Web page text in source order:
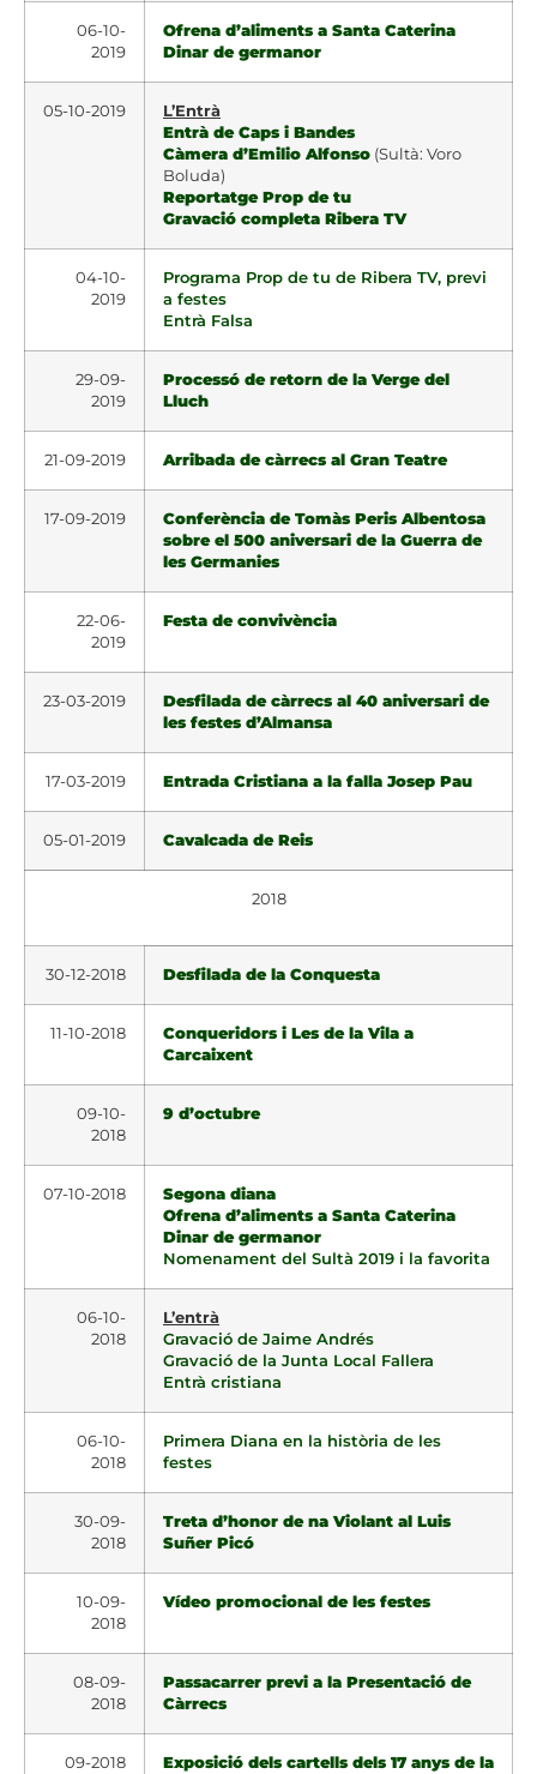
06-10-
2019
Ofrena d’aliments a Santa Caterina
Dinar de germanor
05-10-2019
L’Entrà
Entrà de Caps i Bandes
Càmera d’Emilio Alfonso (Sultà: Voro
Boluda)
Reportatge Prop de tu
Gravació completa Ribera TV
04-10-
2019
Programa Prop de tu de Ribera TV, previ
a festes
Entrà Falsa
29-09-
2019
Processó de retorn de la Verge del
Lluch
21-09-2019 Arribada de càrrecs al Gran Teatre
17-09-2019
Conferència de Tomàs Peris Albentosa
sobre el 500 aniversari de la Guerra de
les Germanies
22-06-
2019
Festa de convivència
23-03-2019
Desfilada de càrrecs al 40 aniversari de
les festes d’Almansa
17-03-2019 Entrada Cristiana a la falla Josep Pau
05-01-2019 Cavalcada de Reis
2018
30-12-2018 Desfilada de la Conquesta
11-10-2018
Conqueridors i Les de la Vila a
Carcaixent
09-10-
2018
9 d’octubre
07-10-2018
Segona diana
Ofrena d’aliments a Santa Caterina
Dinar de germanor
Nomenament del Sultà 2019 i la favorita
06-10-
2018
L’entrà
Gravació de Jaime Andrés
Gravació de la Junta Local Fallera
Entrà cristiana
06-10-
2018
Primera Diana en la història de les
festes
30-09-
2018
Treta d’honor de na Violant al Luis
Suñer Picó
10-09-
2018
Vídeo promocional de les festes
08-09-
2018
Passacarrer previ a la Presentació de
Càrrecs
09-2018
Exposició dels cartells dels 17 anys de la